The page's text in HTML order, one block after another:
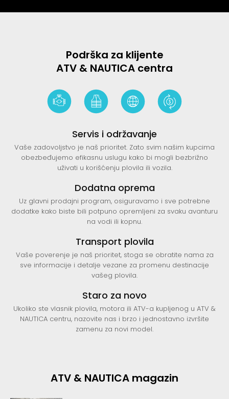
Podrška za klijente
ATV & NAUTICA centra
Servis i održavanje
Vaše zadovoljstvo je naš prioritet. Zato svim našim kupcima
obezbeđujemo efikasnu uslugu kako bi mogli bezbrižno
uživati u korišćenju plovila ili vozila.
Dodatna oprema
Uz glavni prodajni program, osiguravamo i sve potrebne
dodatke kako biste bili potpuno opremljeni za svaku avanturu
na vodi ili kopnu.
Transport plovila
Vaše poverenje je naš prioritet, stoga se obratite nama za
sve informacije i detalje vezane za promenu destinacije
vašeg plovila.
Staro za novo
Ukoliko ste vlasnik plovila, motora ili ATV-a kupljenog u ATV &
NAUTICA centru, nazovite nas i brzo i jednostavno izvršite
zamenu za novi model.
ATV & NAUTICA magazin